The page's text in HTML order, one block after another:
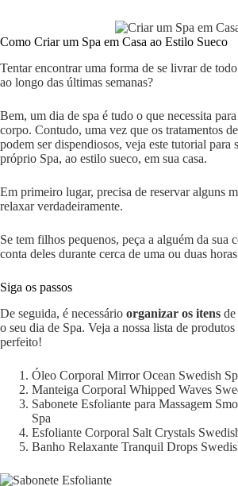
Como Criar um Spa em Casa ao Estilo Sueco
Tentar encontrar uma forma de se livrar de
ao longo das últimas semanas?
Bem, um dia de spa é tudo o que necessita
corpo. Contudo, uma vez que os tratamentos
podem ser dispendiosos, veja este tutorial para
próprio Spa, ao estilo sueco, em sua casa.
Em primeiro lugar, precisa de reservar alguns
relaxar verdadeiramente.
Se tem filhos pequenos, peça a alguém da sua
conta deles durante cerca de uma ou duas
Siga os passos
De seguida, é necessário organizar os itens de
o seu dia de Spa. Veja a nossa lista de
perfeito!
Óleo Corporal Mirror Ocean Swedish
Manteiga Corporal Whipped Waves
Sabonete Esfoliante para Massagem
Spa
Esfoliante Corporal Salt Crystals
Banho Relaxante Tranquil Drops